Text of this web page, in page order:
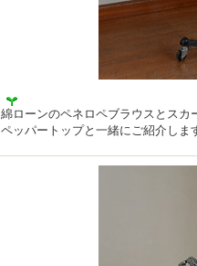
綿ローンのペネロペブラウスとスカ
ペッパートップと一緒にご紹介しま